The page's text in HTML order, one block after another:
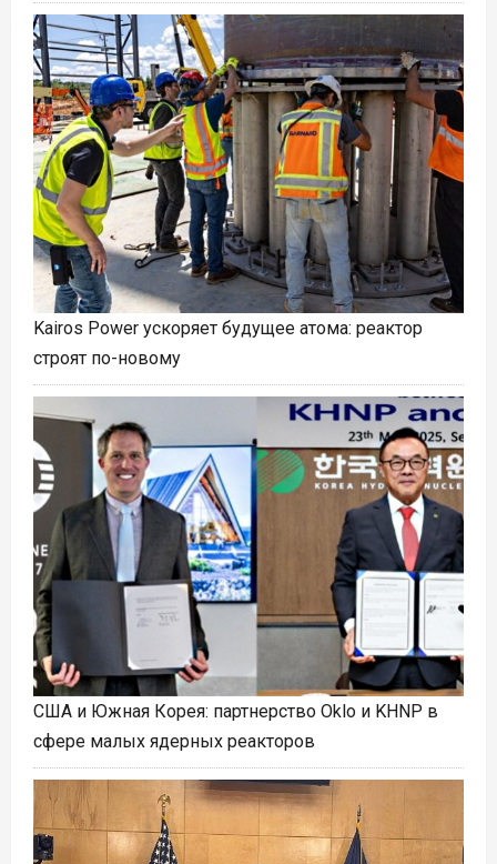
Kairos Power ускоряет будущее атома: реактор
строят по-новому
США и Южная Корея: партнерство Oklo и KHNP в
сфере малых ядерных реакторов